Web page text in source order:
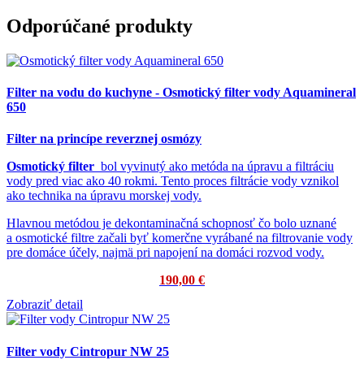
Odporúčané produkty
Filter na vodu do kuchyne - Osmotický filter vody Aquamineral
650
Filter na princípe reverznej osmózy
Osmotický filter bol vyvinutý ako metóda na úpravu a filtráciu
vody pred viac ako 40 rokmi. Tento proces filtrácie vody vznikol
ako technika na úpravu morskej vody.
Hlavnou metódou je dekontaminačná schopnosť čo bolo uznané
a osmotické filtre začali byť komerčne vyrábané na filtrovanie vody
pre domáce účely, najmä pri napojení na domáci rozvod vody.
190,00 €
Zobraziť detail
Filter vody Cintropur NW 25